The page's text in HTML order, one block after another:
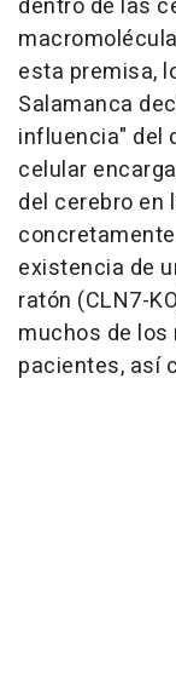
dentro de las
esta premisa,
Salamanca
influencia" del
celular
del cerebro en
existencia de
ratón (CLN7-
muchos de
pacientes, así